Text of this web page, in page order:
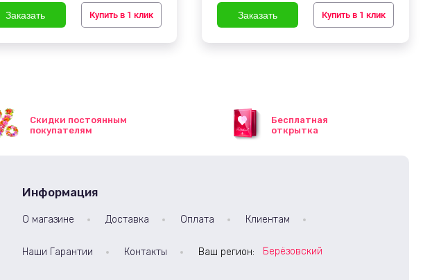
Купить в 1 клик Купить в 1 клик
Скидки постоянным
покупателям
Бесплатная
открытка
Информация
О магазине Доставка Оплата Клиентам
Наши Гарантии Контакты Ваш регион: Берёзовский